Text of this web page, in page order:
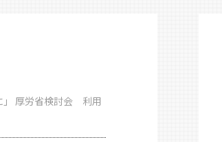
」 厚労省検討会 利用